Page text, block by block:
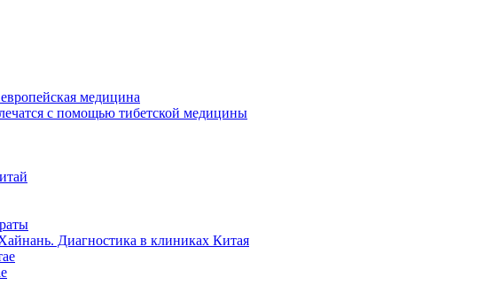
медицина
с помощью тибетской медицины
Диагностика в клиниках Китая